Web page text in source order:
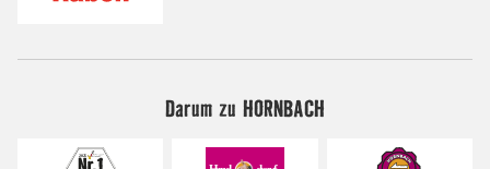
Darum zu HORNBACH